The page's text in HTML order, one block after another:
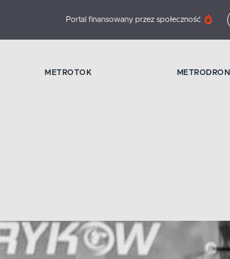
Portal finansowany przez społeczność
METROTOK METRODRON